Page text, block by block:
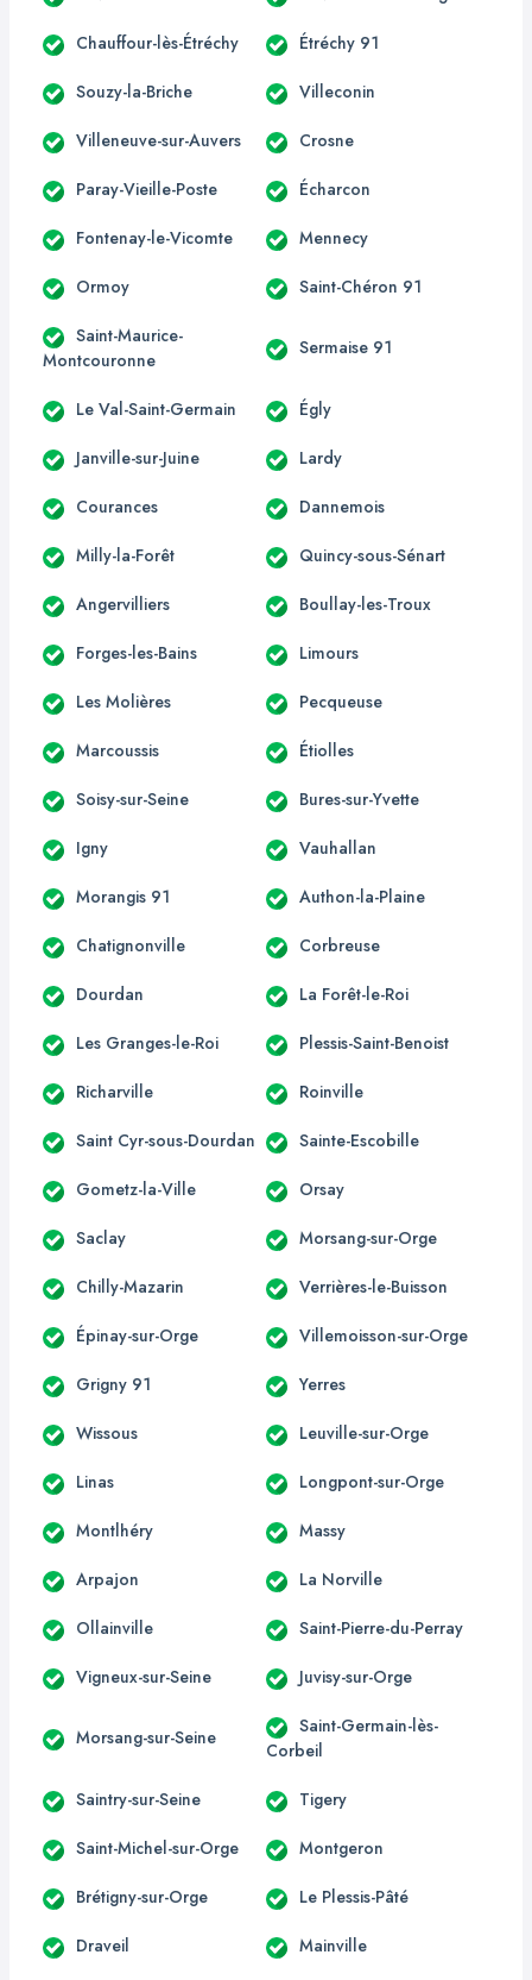
Chauffour-lès-Étréchy Étréchy 91
Souzy-la-Briche Villeconin
Villeneuve-sur-Auvers Crosne
Paray-Vieille-Poste Écharcon
Fontenay-le-Vicomte Mennecy
Ormoy Saint-Chéron 91
Saint-Maurice-
Montcouronne
Sermaise 91
Le Val-Saint-Germain Égly
Janville-sur-Juine Lardy
Courances Dannemois
Milly-la-Forêt Quincy-sous-Sénart
Angervilliers Boullay-les-Troux
Forges-les-Bains Limours
Les Molières Pecqueuse
Marcoussis Étiolles
Soisy-sur-Seine Bures-sur-Yvette
Igny Vauhallan
Morangis 91 Authon-la-Plaine
Chatignonville Corbreuse
Dourdan La Forêt-le-Roi
Les Granges-le-Roi Plessis-Saint-Benoist
Richarville Roinville
Saint Cyr-sous-Dourdan Sainte-Escobille
Gometz-la-Ville Orsay
Saclay Morsang-sur-Orge
Chilly-Mazarin Verrières-le-Buisson
Épinay-sur-Orge Villemoisson-sur-Orge
Grigny 91 Yerres
Wissous Leuville-sur-Orge
Linas Longpont-sur-Orge
Montlhéry Massy
Arpajon La Norville
Ollainville Saint-Pierre-du-Perray
Vigneux-sur-Seine Juvisy-sur-Orge
Morsang-sur-Seine
Saint-Germain-lès-
Corbeil
Saintry-sur-Seine Tigery
Saint-Michel-sur-Orge Montgeron
Brétigny-sur-Orge Le Plessis-Pâté
Draveil Mainville